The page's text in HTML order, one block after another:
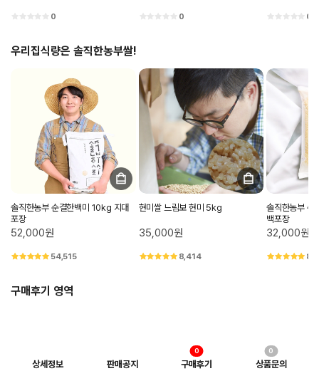
0 0 0
우리집식량은 솔직한농부쌀!
솔직한농부 순결한백미 10kg 지대
포장
52,000원
54,515
현미쌀 느림보 현미 5kg
35,000원
8,414
솔직한농부 순
백포장
32,000원
구매후기 영역
상세정보 판매공지 구매후기
0
상품문의
0